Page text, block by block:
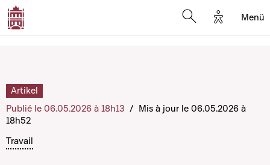
Options
Menü
Travail
Artikel
Publié le 06.05.2026 à 18h13 / Mis à jour le 06.05.2026 à
18h52